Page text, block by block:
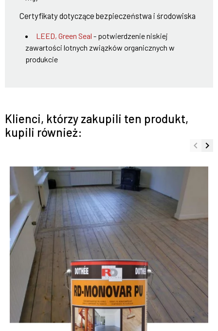
Certyfikaty dotyczące bezpieczeństwa i środowiska
LEED, Green Seal - potwierdzenie niskiej
zawartości lotnych związków organicznych w
produkcie
Klienci, którzy zakupili ten produkt,
kupili również:
keyboard_arrow_left keyboard_arrow_right